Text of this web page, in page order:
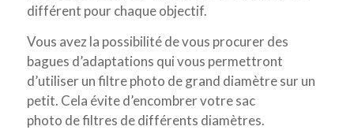
différent pour chaque objectif.
Vous avez la possibilité de vous procurer des
bagues d’adaptations qui vous permettront
d’utiliser un filtre photo de grand diamètre sur un
petit. Cela évite d’encombrer votre sac
photo de filtres de différents diamètres.